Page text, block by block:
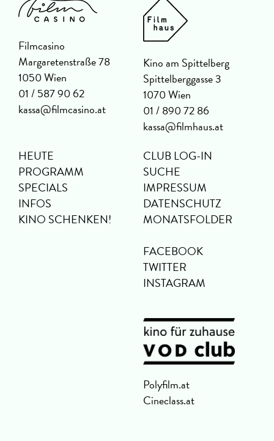
Filmcasino
Margaretenstraße 78
1050 Wien
01 / 587 90 62
kassa@filmcasino.at
Kino am Spittelberg
Spittelberggasse 3
1070 Wien
01 / 890 72 86
kassa@filmhaus.at
HEUTE
PROGRAMM
SPECIALS
INFOS
KINO SCHENKEN!
CLUB LOG-IN
SUCHE
IMPRESSUM
DATENSCHUTZ
MONATSFOLDER
FACEBOOK
TWITTER
INSTAGRAM
Polyfilm.at
Cineclass.at